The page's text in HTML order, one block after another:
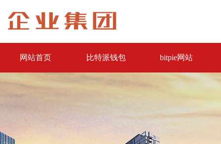
网站首页 比特派钱包 bitpie网站